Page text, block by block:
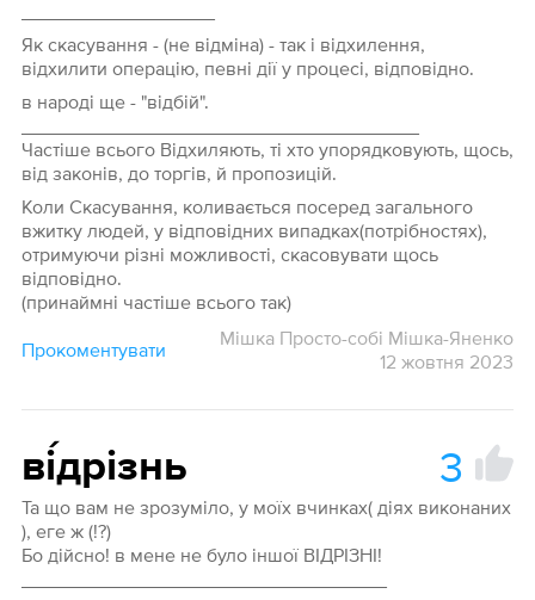
Як скасування - (не відміна) - так і відхилення,
відхилити операцію, певні дії у процесі, відповідно.
в народі ще - "відбій".
Частіше всього Відхиляють, ті хто упорядковують, щось,
від законів, до торгів, й пропозицій.
Коли Скасування, коливається посеред загального
вжитку людей, у відповідних випадках(потрібностях),
отримуючи різні можливості, скасовувати щось
відповідно.
(принаймні частіше всього так)
Прокоментувати
Мішка Просто-собі Мішка-Яненко
12 жовтня 2023
ві́дрізнь 3
Та що вам не зрозуміло, у моїх вчинках( діях виконаних
), еге ж (!?)
Бо дійсно! в мене не було іншої ВІДРІЗНІ!